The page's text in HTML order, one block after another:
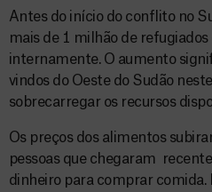
Antes do início do conflito no
mais de 1 milhão de refugiados
internamente. O aumento
vindos do Oeste do Sudão
sobrecarregar os recursos
Os preços dos alimentos
pessoas que chegaram
dinheiro para comprar comida.